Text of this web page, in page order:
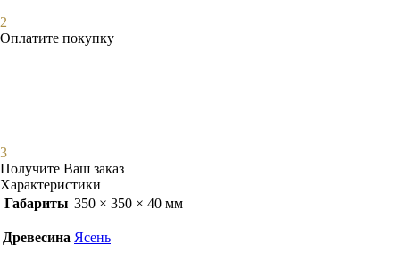
2
Оплатите покупку
3
Получите Ваш заказ
Характеристики
Габариты 350 × 350 × 40 мм
Древесина Ясень